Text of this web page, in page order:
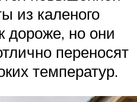
из каленого
дороже, но они
переносят
температур.